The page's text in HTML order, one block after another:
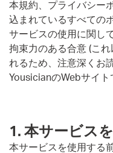
本規約、プライバシー
込まれているすべての
サービスの使用に関し
拘束力のある合意 (これ
れるため、注意深くお
YousicianのWebサイト
1. 本サービス
本サービスを使用する